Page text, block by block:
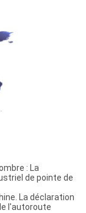
: La
de pointe de
La déclaration
l'autoroute